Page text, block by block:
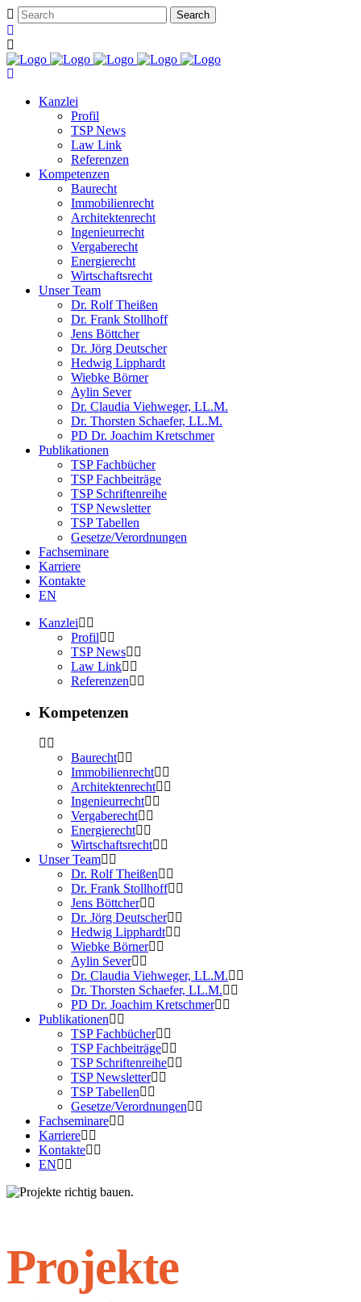
Kanzlei
Profil
TSP News
Law Link
Referenzen
Kompetenzen
Baurecht
Immobilienrecht
Architektenrecht
Ingenieurrecht
Vergaberecht
Energierecht
Wirtschaftsrecht
Unser Team
Dr. Rolf Theißen
Dr. Frank Stollhoff
Jens Böttcher
Dr. Jörg Deutscher
Hedwig Lipphardt
Wiebke Börner
Aylin Sever
Dr. Claudia Viehweger, LL.M.
Dr. Thorsten Schaefer, LL.M.
PD Dr. Joachim Kretschmer
Publikationen
TSP Fachbücher
TSP Fachbeiträge
TSP Schriftenreihe
TSP Newsletter
TSP Tabellen
Gesetze/Verordnungen
Fachseminare
Karriere
Kontakte
EN
Kanzlei
Profil
TSP News
Law Link
Referenzen
Kompetenzen
Baurecht
Immobilienrecht
Architektenrecht
Ingenieurrecht
Vergaberecht
Energierecht
Wirtschaftsrecht
Unser Team
Dr. Rolf Theißen
Dr. Frank Stollhoff
Jens Böttcher
Dr. Jörg Deutscher
Hedwig Lipphardt
Wiebke Börner
Aylin Sever
Dr. Claudia Viehweger, LL.M.
Dr. Thorsten Schaefer, LL.M.
PD Dr. Joachim Kretschmer
Publikationen
TSP Fachbücher
TSP Fachbeiträge
TSP Schriftenreihe
TSP Newsletter
TSP Tabellen
Gesetze/Verordnungen
Fachseminare
Karriere
Kontakte
EN
Projekte